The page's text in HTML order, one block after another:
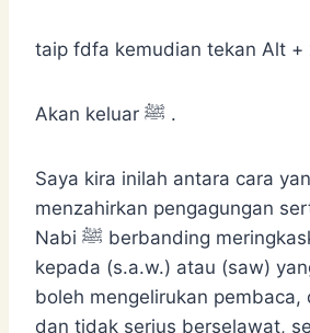
taip fdfa kemudian tekan Alt +
Akan keluar ﷺ .
Saya kira inilah antara cara
menzahirkan pengagungan
Nabi ﷺ berbanding meringkaskan tulisannya
kepada (s.a.w.) atau (saw)
boleh mengelirukan pembaca,
dan tidak serius berselawat,